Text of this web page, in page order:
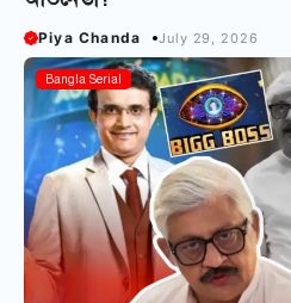
Piya Chanda July 29, 2026
Bangla Serial